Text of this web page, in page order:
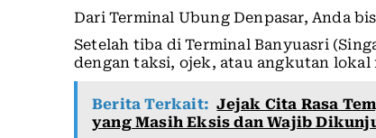
Dari Terminal Ubung Denpasar, Anda
Setelah tiba di Terminal Banyuasri
dengan taksi, ojek, atau angkutan lokal
Berita Terkait: Jejak Cita Rasa
yang Masih Eksis dan Wajib